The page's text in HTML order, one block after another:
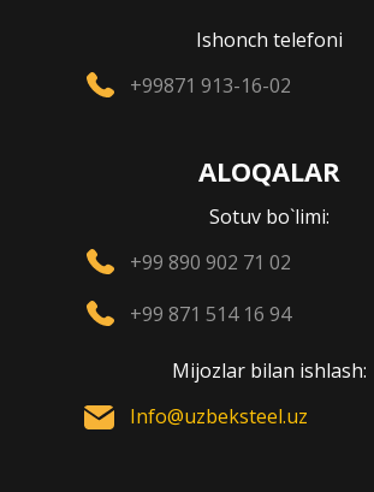
Ishonch telefoni
+99871 913-16-02
ALOQALAR
Sotuv bo`limi:
+99 890 902 71 02
+99 871 514 16 94
Mijozlar bilan ishlash:
Info@uzbeksteel.uz